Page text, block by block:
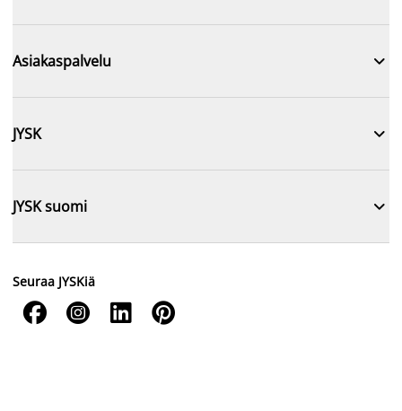
Asiakaspalvelu 
JYSK 
JYSK suomi 
Seuraa JYSKiä
   